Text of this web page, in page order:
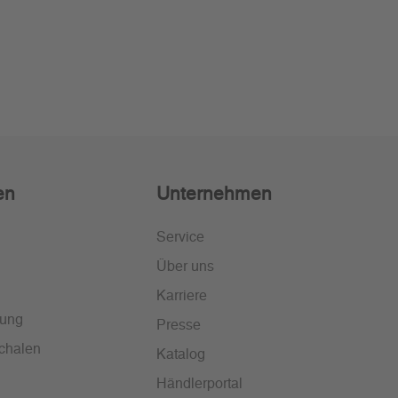
Unternehmen
Service
Über uns
Karriere
Presse
Katalog
Händlerportal